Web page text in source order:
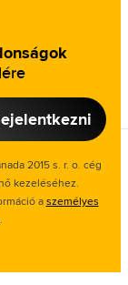
2015 s. r. o. cég
kezeléséhez.
aszemélyes
.